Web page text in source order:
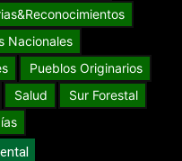
Nacionales
Pueblos Originarios
Salud
Sur Forestal